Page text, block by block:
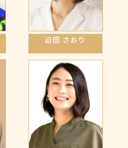
迫田 さおり